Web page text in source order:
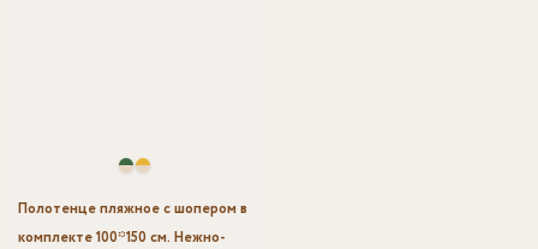
Полотенце пляжное с шопером в
комплекте 100*150 см. Нежно-